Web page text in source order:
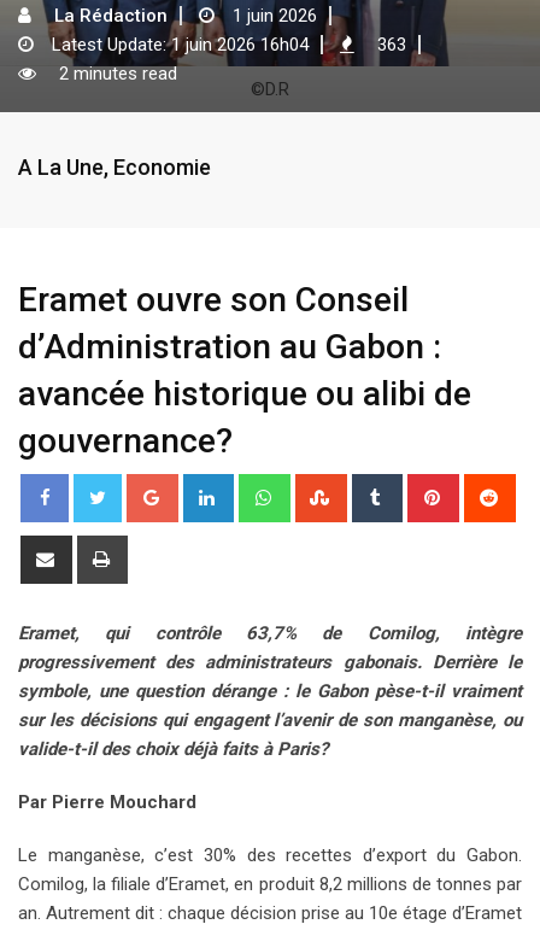
La Rédaction
1 juin 2026
Latest Update: 1 juin 2026 16h04
363
2 minutes read
©D.R
A La Une, Economie
Eramet ouvre son Conseil
d’Administration au Gabon :
avancée historique ou alibi de
gouvernance?
o
e
+
i
I
n
h
a
p
p
t
e
U
p
u
r
i
e
s
t
e
t
h
r
e
v
i
a
m
i
l
r
n
t
Eramet, qui contrôle 63,7% de Comilog, intègre
progressivement des administrateurs gabonais. Derrière le
symbole, une question dérange : le Gabon pèse-t-il vraiment
sur les décisions qui engagent l’avenir de son manganèse, ou
valide-t-il des choix déjà faits à Paris?
Par Pierre Mouchard
Le manganèse, c’est 30% des recettes d’export du Gabon.
Comilog, la filiale d’Eramet, en produit 8,2 millions de tonnes par
an. Autrement dit : chaque décision prise au 10e étage d’Eramet